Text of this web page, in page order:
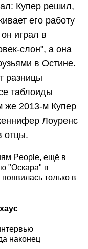
Купер решил,
его работу
играл в
слон", а она
в Остине.
разницы
таблоиды
же 2013-м Купер
Лоуренс
отцы.
People, ещё в
"Оскара" в
только в
наконец